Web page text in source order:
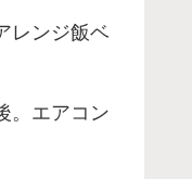
レンジ飯ベ
。エアコン